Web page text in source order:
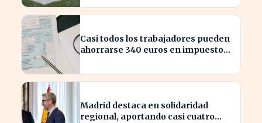
Casi todos los trabajadores pueden
ahorrarse 340 euros en impuestos,
Madrid destaca en solidaridad
regional, aportando casi cuatro